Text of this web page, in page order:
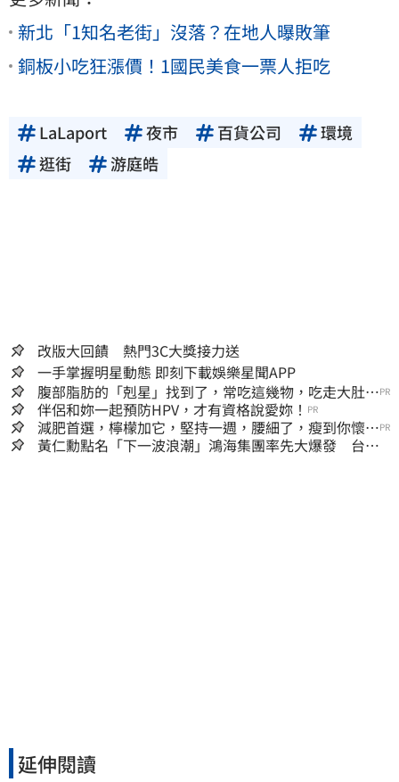
新北「1知名老街」沒落？在地人曝敗筆
銅板小吃狂漲價！1國民美食一票人拒吃
LaLaport 夜市 百貨公司
環境
逛街
游庭皓
改版大回饋 熱門3C大獎接力送
一手掌握明星動態 即刻下載娛樂星聞APP
腹部脂肪的「剋星」找到了，常吃這幾物，吃走大肚
囊，瘦出小蠻腰
PR
伴侶和妳一起預防HPV，才有資格說愛妳！ PR
減肥首選，檸檬加它，堅持一週，腰細了，瘦到你懷疑
人生
PR
黃仁勳點名「下一波浪潮」鴻海集團率先大爆發 台股
延伸閱讀